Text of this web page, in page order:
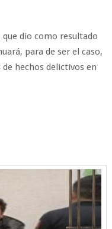
que dio como resultado
para de ser el caso,
hechos delictivos en